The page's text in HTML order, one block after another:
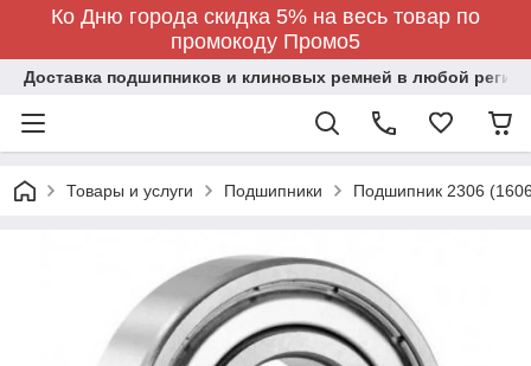
Ко Дню города скидка 5% на весь товар по
промокоду Промо5
Доставка подшипников и клиновых ремней в любой регион
Товары и услуги Подшипники Подшипник 2306